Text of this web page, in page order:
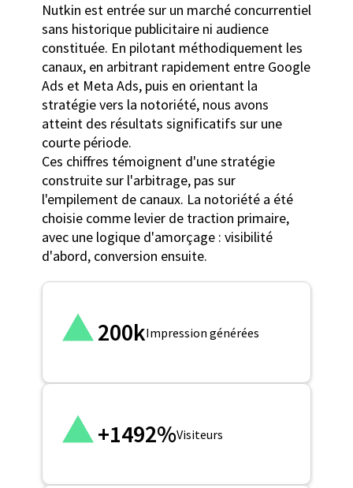
Nutkin est entrée sur un marché concurrentiel
sans historique publicitaire ni audience
constituée. En pilotant méthodiquement les
canaux, en arbitrant rapidement entre Google
Ads et Meta Ads, puis en orientant la
stratégie vers la notoriété, nous avons
atteint des résultats significatifs sur une
courte période.
Ces chiffres témoignent d'une stratégie
construite sur l'arbitrage, pas sur
l'empilement de canaux. La notoriété a été
choisie comme levier de traction primaire,
avec une logique d'amorçage : visibilité
d'abord, conversion ensuite.
200kImpression générées
+1492%Visiteurs